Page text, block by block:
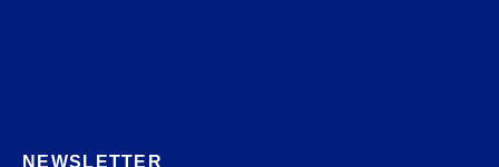
NEWSLETTER